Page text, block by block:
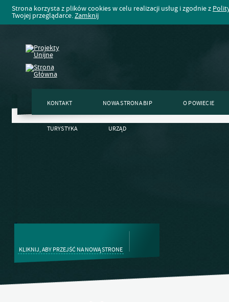
Strona korzysta z plików cookies w celu realizacji usług i zgodnie z
Twojej przeglądarce.Zamknij
KONTAKT NOWA STRONA BIP O POWIECIE
TURYSTYKA URZĄD
KLIKNIJ, ABY PRZEJŚĆ NA NOWĄ STRONE